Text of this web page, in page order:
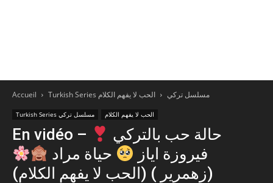
Accueil Turkish Series مسلسل تركي الحب لا يفهم الكلام
Turkish Series مسلسل تركي الحب لا يفهم الكلام
En vidéo – حالة حب بالتركي
فيروزة اياز
حياة مراد
(زهمرير ) (الحب لا يفهم الكلام)